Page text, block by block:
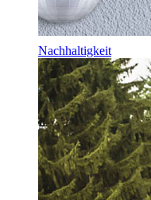
Nachhaltigkeit